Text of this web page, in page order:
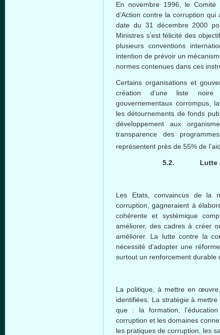
En novembre 1996, le
d’Action contre la corruption
date du 31 décembre 2000
Ministres s’est félicité des
plusieurs conventions
intention de prévoir un
normes contenues dans ces
Certains organisations et
création d’une liste
gouvernementaux corrompus,
les détournements de fonds
développement aux
transparence des
représentent près de 55% de
5.2. Lutte
Les Etats, convaincus de la
corruption, gagneraient à
cohérente et systémique
améliorer, des cadres à créer
améliorer. La lutte contre la
nécessité d’adopter une
surtout un renforcement durable
La politique, à mettre en
identifiées. La stratégie à
que : la formation,
corruption et les domaines
les pratiques de corruption, les